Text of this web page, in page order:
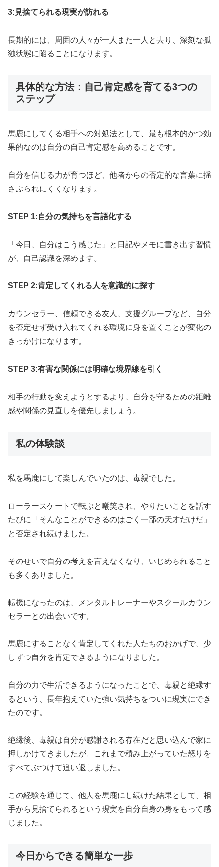
3:見捨てられる現実が訪れる
長期的には、周囲の人々が一人また一人と去り、深刻な孤
独状態に陥ることになります。
具体的な方法：自己肯定感を育てる3つの
ステップ
馬鹿にしてくる相手への対処法として、最も根本的かつ効
果的なのは自分の自己肯定感を高めることです。
自分を信じる力が育つほど、他者からの否定的な言葉に揺
さぶられにくくなります。
STEP 1:自分の気持ちを言語化する
「今日、自分はこう感じた」と日記やメモに書き出す習慣
が、自己認識を深めます。
STEP 2:肯定してくれる人を意識的に探す
カウンセラー、信頼できる友人、支援グループなど、自分
を否定せず受け入れてくれる環境に身を置くことが変化の
きっかけになります。
STEP 3:有害な関係には明確な境界線を引く
相手の行動を変えようとするより、自分を守るための距離
感や関係の見直しを優先しましょう。
私の体験談
私を馬鹿にして楽しんでいたのは、毒親でした。
ローラースケートで転ぶと嘲笑され、やりたいことを話す
たびに「そんなことができるのはごく一部の天才だけだ」
と否定され続けました。
そのせいで自分の考えを言えなくなり、いじめられること
も多くありました。
転機になったのは、メンタルトレーナーやスクールカウン
セラーとの出会いです。
馬鹿にすることなく肯定してくれた人たちのおかげで、少
しずつ自分を肯定できるようになりました。
自分の力で生活できるようになったことで、毒親と絶縁す
るという、長年抱えていた強い気持ちをついに現実にでき
たのです。
絶縁後、毒親は自分が感謝される存在だと思い込んで家に
押しかけてきましたが、これまで積み上がっていた怒りを
すべてぶつけて追い返しました。
この経験を通じて、他人を馬鹿にし続けた結果として、相
手から見捨てられるという現実を自分自身の身をもって感
じました。
今日からできる簡単な一歩